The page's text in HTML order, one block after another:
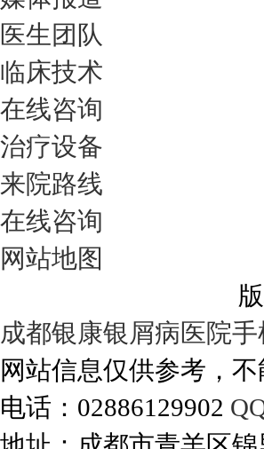
医生团队
临床技术
在线咨询
治疗设备
来院路线
在线咨询
网站地图
成都银康银屑病医院手
网站信息仅供参考，
电话：02886129902